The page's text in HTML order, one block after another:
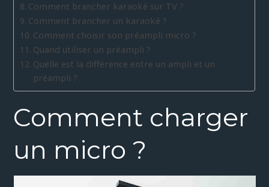
Comment brancher karaoké sur TV ?
Comment brancher un karaoké ?
Comment choisir son préampli micro ?
Quand utiliser un préampli ?
Quelle est la différence entre un ampli et un
préampli ?
Comment charger
un micro ?